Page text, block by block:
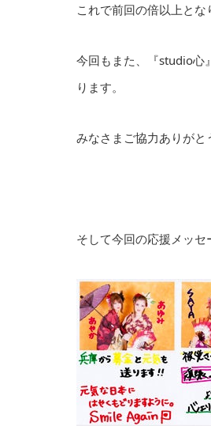
これで前回の倍以上とな
今回もまた、『studio心
ります。
みなさまご協力ありがと
そして今回の応援メッ